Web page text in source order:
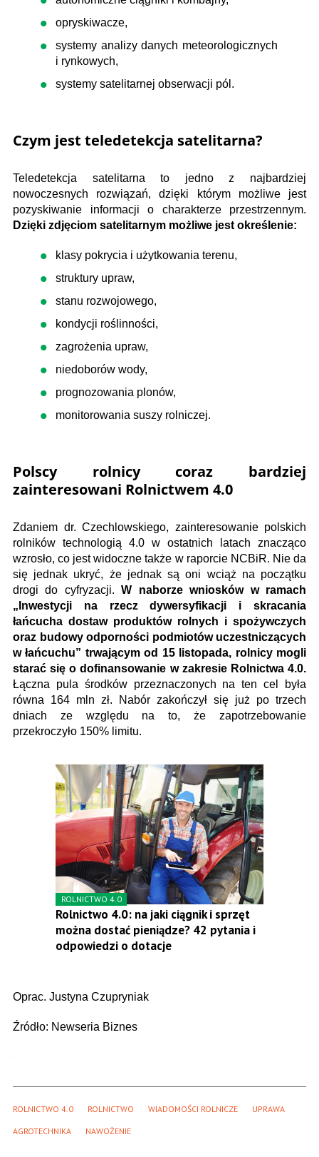
opryskiwacze,
systemy analizy danych meteorologicznych
i rynkowych,
systemy satelitarnej obserwacji pól.
Czym jest teledetekcja satelitarna?
Teledetekcja satelitarna to jedno z najbardziej
nowoczesnych rozwiązań, dzięki którym możliwe jest
pozyskiwanie informacji o charakterze przestrzennym.
Dzięki zdjęciom satelitarnym możliwe jest określenie:
klasy pokrycia i użytkowania terenu,
struktury upraw,
stanu rozwojowego,
kondycji roślinności,
zagrożenia upraw,
niedoborów wody,
prognozowania plonów,
monitorowania suszy rolniczej.
Polscy rolnicy coraz bardziej
zainteresowani Rolnictwem 4.0
Zdaniem dr. Czechlowskiego, zainteresowanie polskich
rolników technologią 4.0 w ostatnich latach znacząco
wzrosło, co jest widoczne także w raporcie NCBiR. Nie da
się jednak ukryć, że jednak są oni wciąż na początku
drogi do cyfryzacji.W naborze wniosków w ramach
„Inwestycji na rzecz dywersyfikacji i skracania
łańcucha dostaw produktów rolnych i spożywczych
oraz budowy odporności podmiotów uczestniczących
w łańcuchu” trwającym od 15 listopada, rolnicy mogli
starać się o dofinansowanie w zakresie Rolnictwa 4.0.
Łączna pula środków przeznaczonych na ten cel była
równa 164 mln zł. Nabór zakończył się już po trzech
dniach ze względu na to, że zapotrzebowanie
przekroczyło 150% limitu.
ROLNICTWO 4.0
Rolnictwo 4.0: na jaki ciągnik i sprzęt
można dostać pieniądze? 42 pytania i
odpowiedzi o dotacje
Oprac. Justyna Czupryniak
Źródło: Newseria Biznes
ROLNICTWO 4.0 ROLNICTWO WIADOMOŚCI ROLNICZE UPRAWA
AGROTECHNIKA NAWOŻENIE